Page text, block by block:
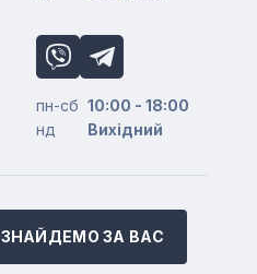
пн-сб 10:00 - 18:00
нд
Вихідний
ЗНАЙДЕМО ЗА ВАС